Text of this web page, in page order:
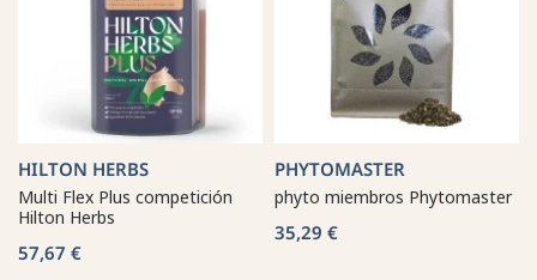
HILTON HERBS
Multi Flex Plus competición
Hilton Herbs
57,67 €
PHYTOMASTER
phyto miembros Phytomaster
35,29 €